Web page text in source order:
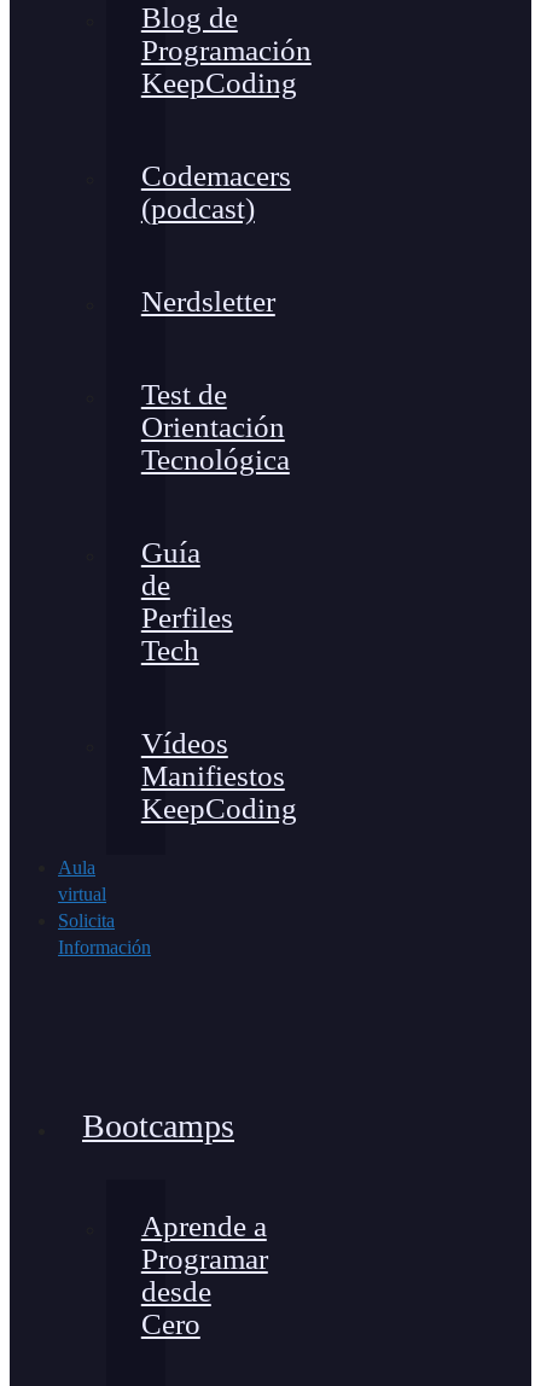
Blog de
Programación
KeepCoding
Codemacers
(podcast)
Nerdsletter
Test de
Orientación
Tecnológica
Guía
de
Perfiles
Tech
Vídeos
Manifiestos
KeepCoding
Aula
virtual
Solicita
Información
Bootcamps
Aprende a
Programar
desde
Cero